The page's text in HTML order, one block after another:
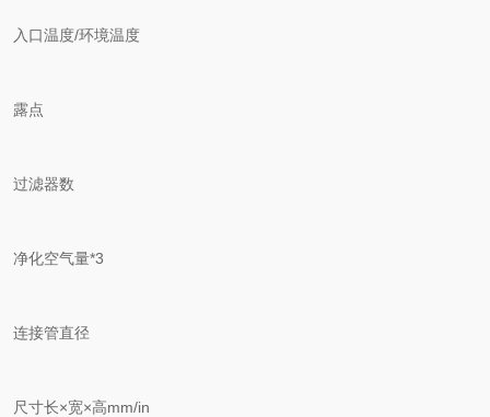
入口温度/环境温度
露点
过滤器数
净化空气量*3
连接管直径
尺寸长×宽×高mm/in